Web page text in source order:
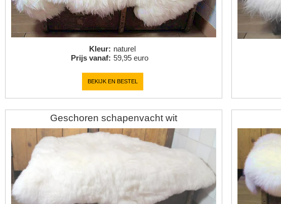
Kleur: naturel
Prijs vanaf: 59,95 euro
BEKIJK EN BESTEL
Geschoren schapenvacht wit